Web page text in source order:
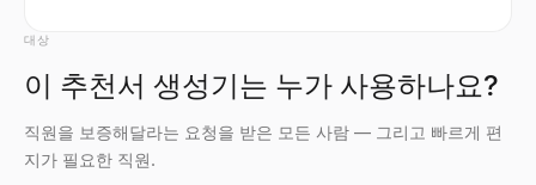
대상
이 추천서 생성기는 누가 사용하나요?
직원을 보증해달라는 요청을 받은 모든 사람 — 그리고 빠르게 편
지가 필요한 직원.